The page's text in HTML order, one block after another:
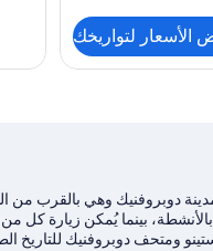
الأسعار لتواريخك
غرفة
بمدينة دوبروفنيك وهي بالقرب
بالأنشطة، بينما يُمكن
ومتحف دوبروفنيك للتاريخ